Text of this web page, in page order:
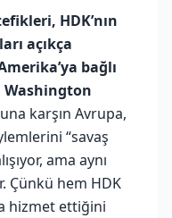
HDK’nın
açıkça
bağlı
karşın Avrupa,
“savaş
ama aynı
Çünkü hem HDK
hizmet ettiğini